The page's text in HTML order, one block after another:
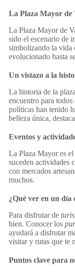
La Plaza Mayor de
La Plaza Mayor de
sido el escenario de
simbolizando la
evolucionado hasta
Un vistazo a la
La historia de la
encuentro para
políticas han tenido
belleza única,
Eventos y
La Plaza Mayor es
suceden actividades
con mercados
muchos.
¿Qué ver en un día
Para disfrutar de
bien. Conocer los
ayudará a disfrutar
visitar y rutas que te
Puntos clave para